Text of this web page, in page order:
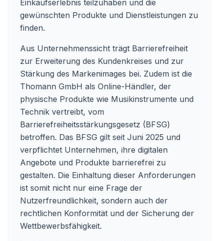
Einkaufserlebnis teilzuhaben und die
gewünschten Produkte und Dienstleistungen zu
finden.
Aus Unternehmenssicht trägt Barrierefreiheit
zur Erweiterung des Kundenkreises und zur
Stärkung des Markenimages bei. Zudem ist die
Thomann GmbH als Online-Händler, der
physische Produkte wie Musikinstrumente und
Technik vertreibt, vom
Barrierefreiheitsstärkungsgesetz (BFSG)
betroffen. Das BFSG gilt seit Juni 2025 und
verpflichtet Unternehmen, ihre digitalen
Angebote und Produkte barrierefrei zu
gestalten. Die Einhaltung dieser Anforderungen
ist somit nicht nur eine Frage der
Nutzerfreundlichkeit, sondern auch der
rechtlichen Konformität und der Sicherung der
Wettbewerbsfähigkeit.